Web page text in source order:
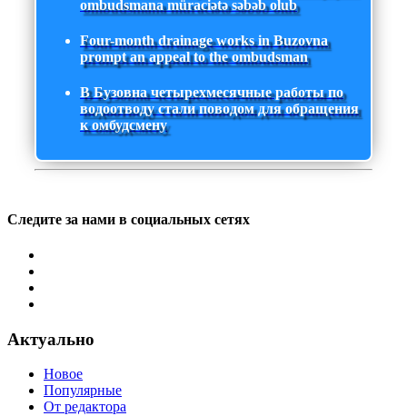
ombudsmana müraciətə səbəb olub
Four-month drainage works in Buzovna
prompt an appeal to the ombudsman
В Бузовна четырехмесячные работы по
водоотводу стали поводом для обращения
к омбудсмену
Следите за нами в социальных сетях
Актуально
Новое
Популярные
От редактора